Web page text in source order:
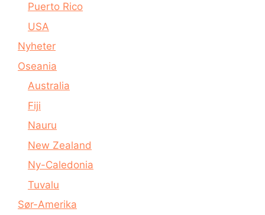
Puerto Rico
USA
Nyheter
Oseania
Australia
Fiji
Nauru
New Zealand
Ny-Caledonia
Tuvalu
Sør-Amerika